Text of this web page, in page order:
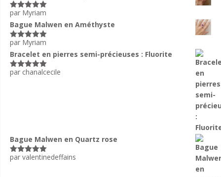
Note5sur
5
par Myriam
Bague Malwen en Améthyste
Note5sur
5
par Myriam
Bracelet en pierres semi-précieuses : Fluorite
Note5sur
par chanalcecile
Bague Malwen en Quartz rose
Note5sur
par valentinedeffains